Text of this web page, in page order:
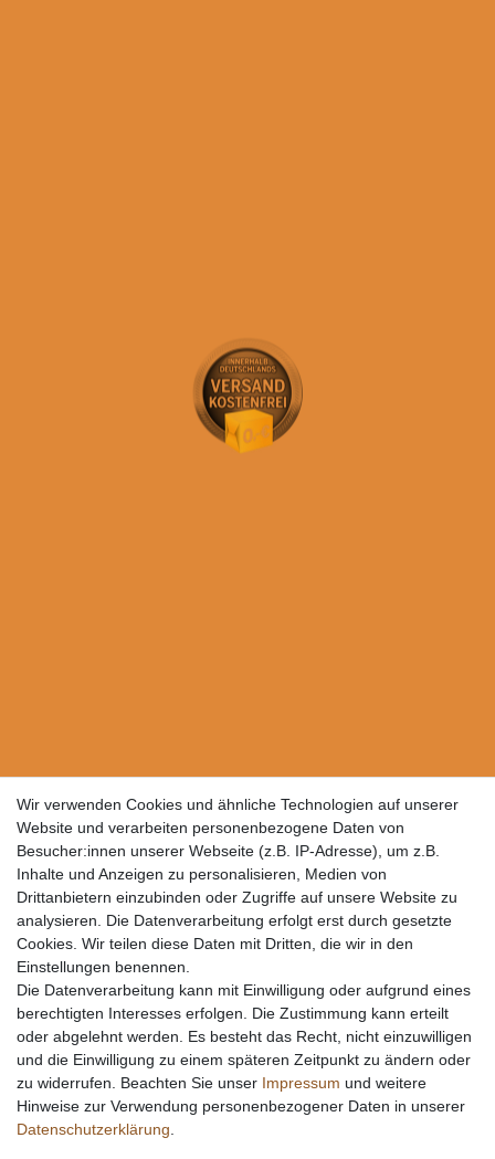
Wir verwenden Cookies und ähnliche Technologien auf unserer
Website und verarbeiten personenbezogene Daten von
Besucher:innen unserer Webseite (z.B. IP-Adresse), um z.B.
Inhalte und Anzeigen zu personalisieren, Medien von
Drittanbietern einzubinden oder Zugriffe auf unsere Website zu
analysieren. Die Datenverarbeitung erfolgt erst durch gesetzte
Cookies. Wir teilen diese Daten mit Dritten, die wir in den
Einstellungen benennen.
Die Datenverarbeitung kann mit Einwilligung oder aufgrund eines
berechtigten Interesses erfolgen. Die Zustimmung kann erteilt
oder abgelehnt werden. Es besteht das Recht, nicht einzuwilligen
und die Einwilligung zu einem späteren Zeitpunkt zu ändern oder
zu widerrufen. Beachten Sie unser Impressum und weitere
Hinweise zur Verwendung personenbezogener Daten in unserer
Daten­schutz­erklärung